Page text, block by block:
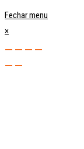
Fechar menu
×